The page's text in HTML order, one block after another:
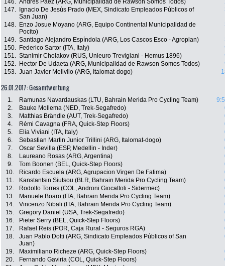
146. Andrés Paez (ARG, Municipalidad de Rawson Somos Todos)
147.
Ignacio De Jesús Prado (MEX, Sindicato Empleados Públicos of
San Juan)
148.
Enzo Josue Moyano (ARG, Equipo Continental Municipalidad de
Pocito)
149. Santiago Alejandro Espíndola (ARG, Los Cascos Esco - Agroplan)
150.
Federico Sartor (ITA, Italy)
151. Stanimir Cholakov (RUS, Unieuro Trevigiani - Hemus 1896)
152.
Hector De Udaeta (ARG, Municipalidad de Rawson Somos Todos)
153. Juan Javier Melivilo (ARG, Italomat-dogo)
26.01.2017: Gesamtwertung
1. Ramunas Navardauskas (LTU, Bahrain Merida Pro Cycling Team)
2.
Bauke Mollema (NED, Trek-Segafredo)
3.
Matthias Brändle (AUT, Trek-Segafredo)
4.
Rémi Cavagna (FRA, Quick-Step Floors)
5.
Elia Viviani (ITA, Italy)
6.
Sebastian Martin Junior Trillini (ARG, Italomat-dogo)
7.
Oscar Sevilla (ESP, Medellin - Inder)
8.
Laureano Rosas (ARG, Argentina)
9.
Tom Boonen (BEL, Quick-Step Floors)
10.
Ricardo Escuela (ARG, Agrupacion Virgen De Fatima)
11.
Kanstantsin Siutsou (BLR, Bahrain Merida Pro Cycling Team)
12.
Rodolfo Torres (COL, Androni Giocattoli - Sidermec)
13.
Manuele Boaro (ITA, Bahrain Merida Pro Cycling Team)
14.
Vincenzo Nibali (ITA, Bahrain Merida Pro Cycling Team)
15.
Gregory Daniel (USA, Trek-Segafredo)
16.
Pieter Serry (BEL, Quick-Step Floors)
17.
Rafael Reis (POR, Caja Rural - Seguros RGA)
18.
Juan Pablo Dotti (ARG, Sindicato Empleados Públicos of San
Juan)
19. Maximiliano Richeze (ARG, Quick-Step Floors)
20.
Fernando Gaviria (COL, Quick-Step Floors)